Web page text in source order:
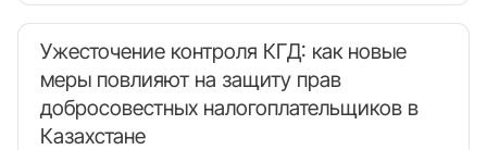
Ужесточение контроля КГД: как новые
меры повлияют на защиту прав
добросовестных налогоплательщиков в
Казахстане